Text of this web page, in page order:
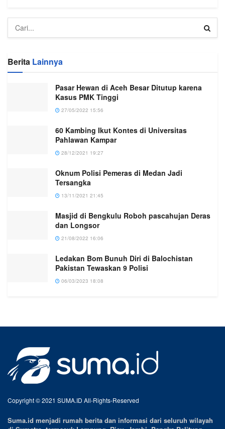
Berita Lainnya
Pasar Hewan di Aceh Besar Ditutup karena
Kasus PMK Tinggi
27/05/2022 15:56
60 Kambing Ikut Kontes di Universitas
Pahlawan Kampar
28/12/2021 19:27
Oknum Polisi Pemeras di Medan Jadi
Tersangka
13/11/2021 21:45
Masjid di Bengkulu Roboh pascahujan Deras
dan Longsor
21/08/2022 16:06
Ledakan Bom Bunuh Diri di Balochistan
Pakistan Tewaskan 9 Polisi
06/03/2023 18:08
Copyright © 2021 SUMA.ID All-Rights-Reserved
Suma.id menjadi rumah berita dan informasi dari seluruh wilayah